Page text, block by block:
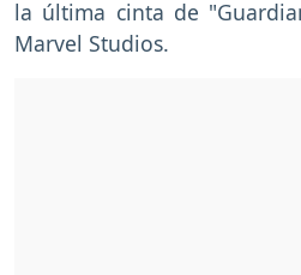
la última cinta de
Marvel Studios.